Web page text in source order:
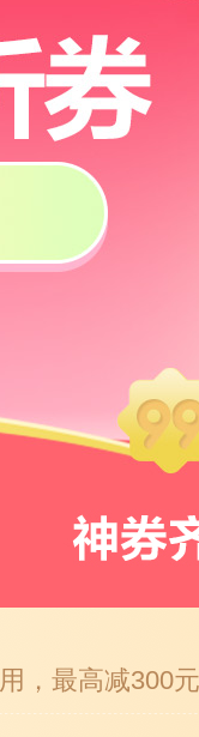
，最高减300元